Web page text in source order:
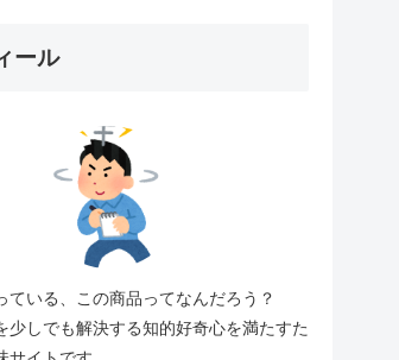
ール
ている、この商品ってなんだろう？
少しでも解決する知的好奇心を満たすた